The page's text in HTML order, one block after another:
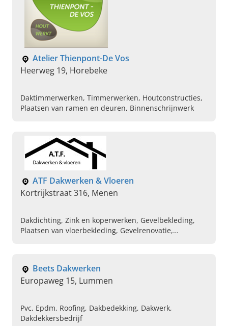
Atelier Thienpont-De Vos
Heerweg 19, Horebeke
Daktimmerwerken, Timmerwerken, Houtconstructies,
Plaatsen van ramen en deuren, Binnenschrijnwerk
ATF Dakwerken & Vloeren
Kortrijkstraat 316, Menen
Dakdichting, Zink en koperwerken, Gevelbekleding,
Plaatsen van vloerbekleding, Gevelrenovatie,
Beets Dakwerken
Europaweg 15, Lummen
Pvc, Epdm, Roofing, Dakbedekking, Dakwerk,
Dakdekkersbedrijf